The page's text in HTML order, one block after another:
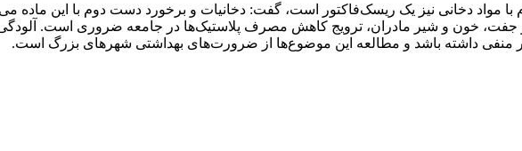
با مواد دخانی نیز یک ریسک‌فاکتور است، گفت: دخانیات و برخورد دست دوم با این ماده
جفت، خون و شیر مادران، ترویج کاهش مصرف پلاستیک‌ها در جامعه ضروری است.
منفی داشته باشد و مطالعه این موضوع‌ها از ضرورت‌های بهداشتی شهرهای بزرگ است.